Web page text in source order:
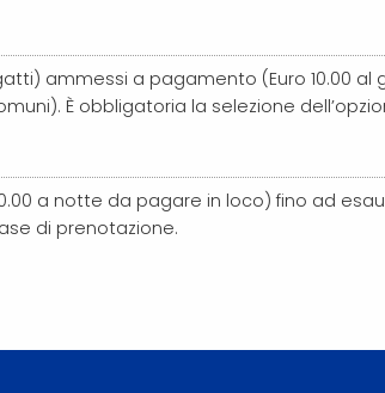
ammessi a pagamento (Euro 10.00
È obbligatoria la selezione
a notte da pagare in loco) fino ad
di prenotazione.